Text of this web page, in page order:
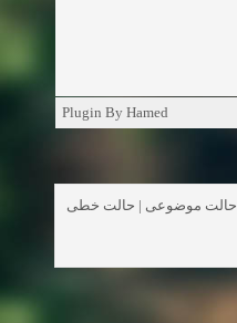
Plugin By Hamed
حالت موضوعی | حالت خطی